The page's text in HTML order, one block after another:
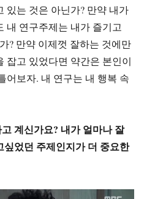
있는 것은 아닌가? 만약 내가
내 연구주제는 내가 즐기고
? 만약 이제껏 잘하는 것에만
잡고 있었다면 약간은 본인이
어보자. 내 연구는 내 행복 속
계신가요? 내가 얼마나 잘
었던 주제인지가 더 중요한